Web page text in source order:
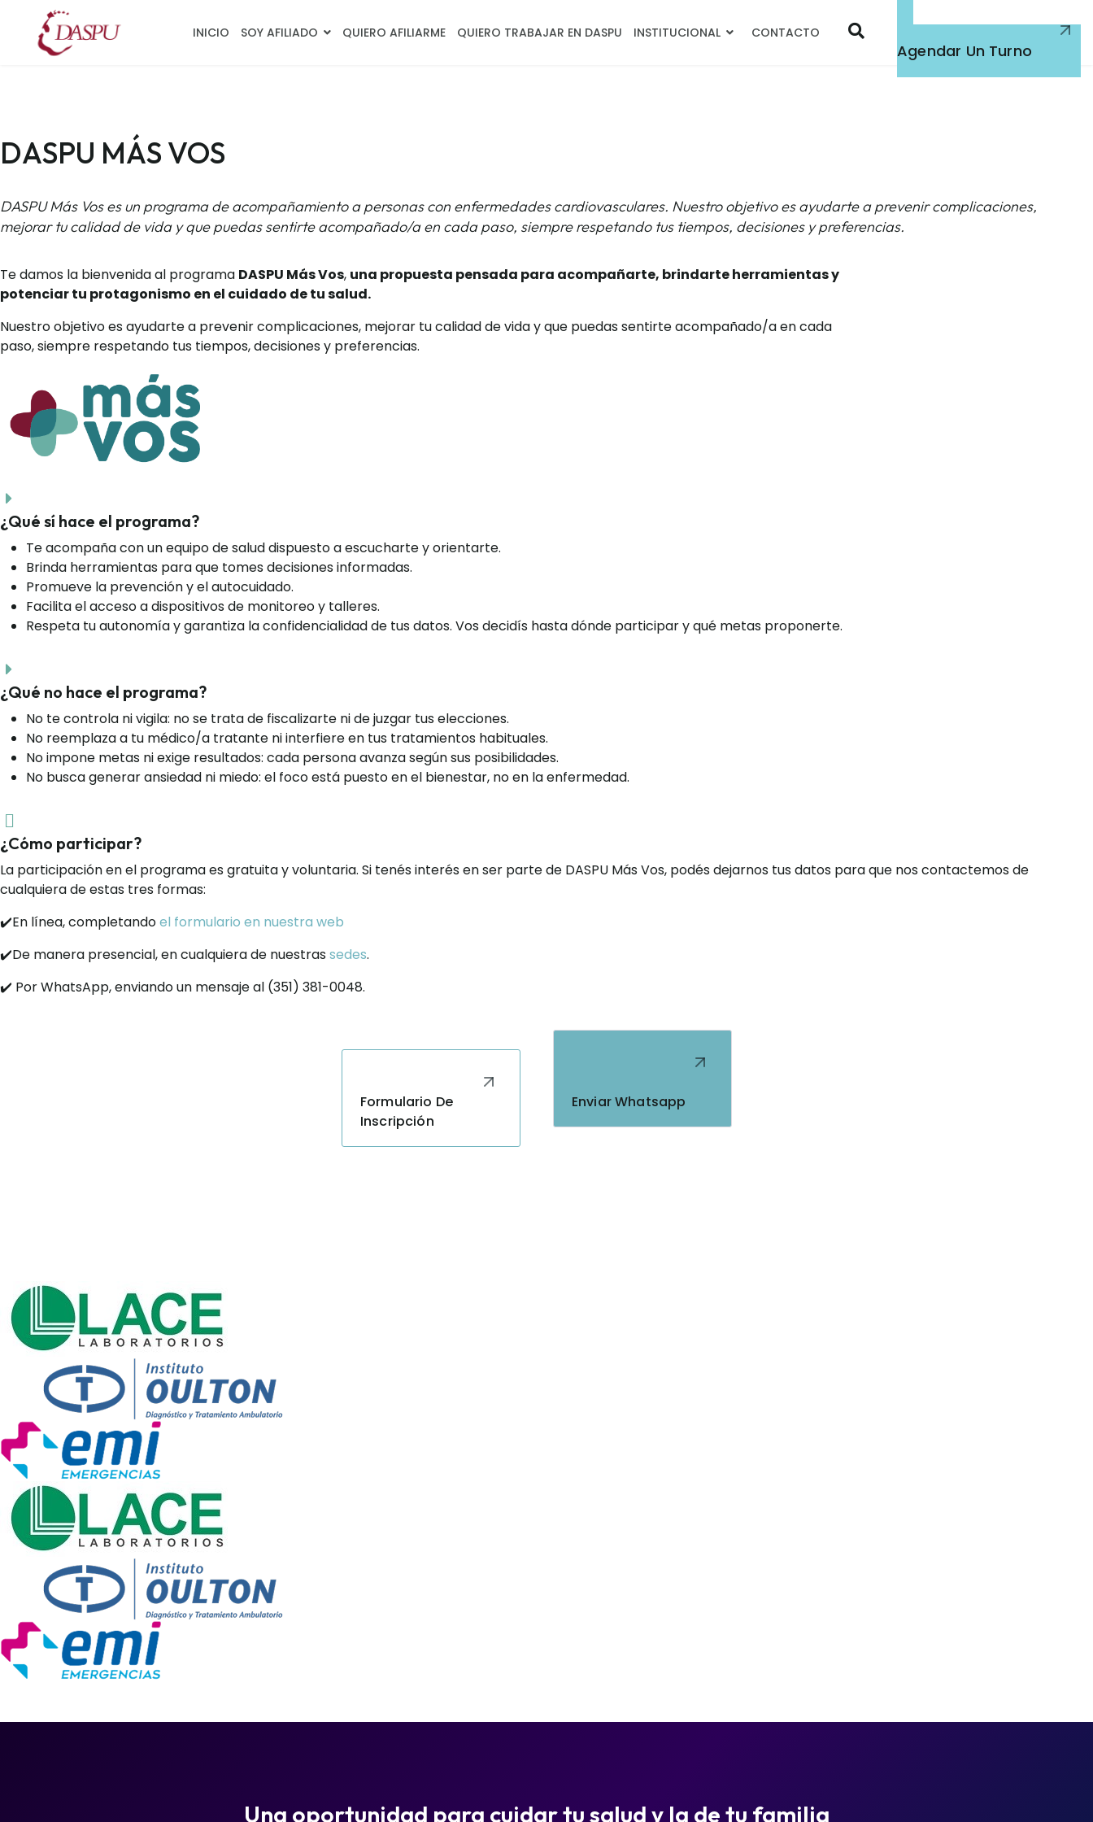
INICIO SOY AFILIADO QUIERO AFILIARME QUIERO TRABAJAR EN DASPU INSTITUCIONAL CONTACTO
Agendar Un Turno
DASPU MÁS VOS
DASPU Más Vos es un programa de acompañamiento a personas con enfermedades cardiovasculares. Nuestro objetivo es ayudarte a prevenir complicaciones,
mejorar tu calidad de vida y que puedas sentirte acompañado/a en cada paso, siempre respetando tus tiempos, decisiones y preferencias.
Te damos la bienvenida al programa DASPU Más Vos, una propuesta pensada para acompañarte, brindarte herramientas y
potenciar tu protagonismo en el cuidado de tu salud.
Nuestro objetivo es ayudarte a prevenir complicaciones, mejorar tu calidad de vida y que puedas sentirte acompañado/a en cada
paso, siempre respetando tus tiempos, decisiones y preferencias.
¿Qué sí hace el programa?
Te acompaña con un equipo de salud dispuesto a escucharte y orientarte.
Brinda herramientas para que tomes decisiones informadas.
Promueve la prevención y el autocuidado.
Facilita el acceso a dispositivos de monitoreo y talleres.
Respeta tu autonomía y garantiza la confidencialidad de tus datos. Vos decidís hasta dónde participar y qué metas proponerte.
¿Qué no hace el programa?
No te controla ni vigila: no se trata de fiscalizarte ni de juzgar tus elecciones.
No reemplaza a tu médico/a tratante ni interfiere en tus tratamientos habituales.
No impone metas ni exige resultados: cada persona avanza según sus posibilidades.
No busca generar ansiedad ni miedo: el foco está puesto en el bienestar, no en la enfermedad.
¿Cómo participar?
La participación en el programa es gratuita y voluntaria. Si tenés interés en ser parte de DASPU Más Vos, podés dejarnos tus datos para que nos contactemos de
cualquiera de estas tres formas:
✔️En línea, completandoel formulario en nuestra web
✔️De manera presencial, en cualquiera de nuestrassedes.
✔️ Por WhatsApp, enviando un mensaje al (351) 381-0048.
Formulario De
Inscripción
Enviar Whatsapp
Una oportunidad para cuidar tu salud y la de tu familia